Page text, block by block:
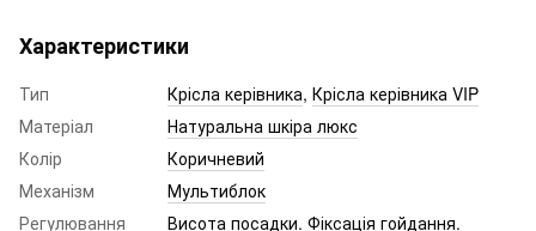
Характеристики
Тип Крісла керівника, Крісла керівника VIP
Матеріал
Натуральна шкіра люкс
Колір
Коричневий
Механізм
Мультиблок
Регулювання
Висота посадки. Фіксація гойдання.